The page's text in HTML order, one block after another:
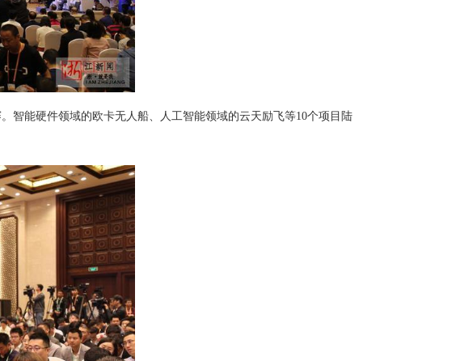
能硬件领域的欧卡无人船、人工智能领域的云天励飞等10个项目陆